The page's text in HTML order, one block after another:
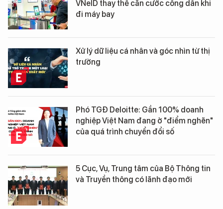
VNeID thay thế căn cước công dân khi
đi máy bay
Xử lý dữ liệu cá nhân và góc nhìn từ thị
trường
Phó TGĐ Deloitte: Gần 100% doanh
nghiệp Việt Nam đang ở "điểm nghẽn"
của quá trình chuyển đổi số
5 Cục, Vụ, Trung tâm của Bộ Thông tin
và Truyền thông có lãnh đạo mới